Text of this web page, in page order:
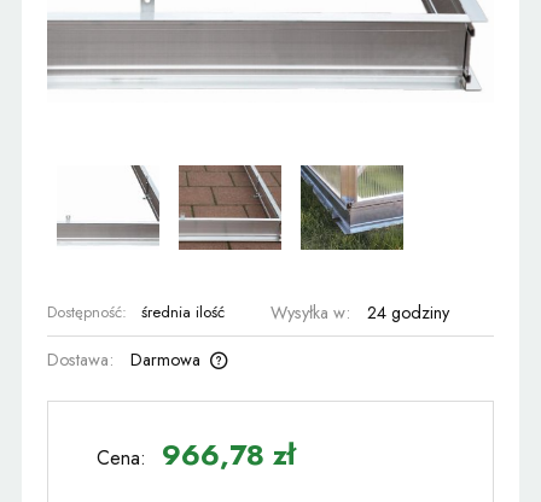
Dostępność: średnia ilość Wysyłka w:
24 godziny
Dostawa:
Darmowa
Cena: 966,78 zł